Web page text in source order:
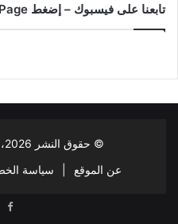
تابعنا على فيسبوك – إضغط Like Page
© حقوق النشر 2026، جميع الحقوق محفوظة
عن الموقع
سياسة